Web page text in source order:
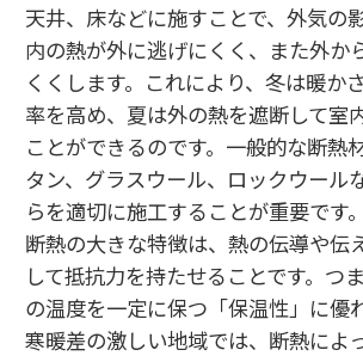
天井、床などに施すことで、外気の
内の熱が外に逃げにくく、また外か
くくします。これにより、冬は暖か
率を高め、夏は外の熱を遮断して室
ことができるのです。一般的な断熱
タン、グラスウール、ロックウール
らを適切に施工することが重要です。
断熱の大きな特徴は、熱の伝導や伝
して抵抗力を持たせることです。つ
の温度を一定に保つ「保温性」に優
寒暖差の激しい地域では、断熱によ